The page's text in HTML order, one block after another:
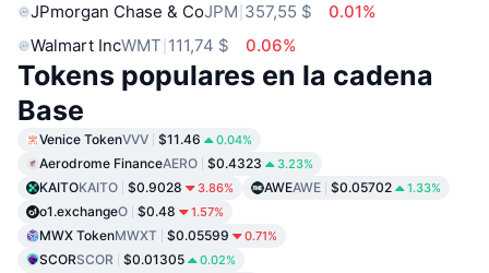
JPmorgan Chase & CoJPM 357,55 $
0.01%
Walmart IncWMT 111,74 $ 0.06%
Tokens populares en la cadena
Base
Venice TokenVVV $11.46 0.04%
Aerodrome FinanceAERO $0.4323 3.23%
KAITOKAITO $0.9028 3.86% AWEAWE $0.05702 1.33%
o1.exchangeO $0.48 1.57%
MWX TokenMWXT $0.05599 0.71%
SCORSCOR $0.01305 0.02%